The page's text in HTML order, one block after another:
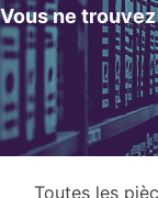
Vous ne
Toutes les